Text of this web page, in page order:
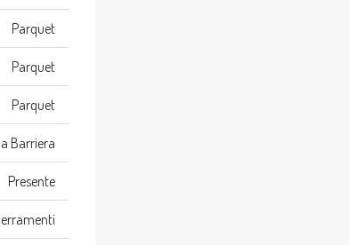
Parquet
Parquet
Parquet
Barriera
Presente